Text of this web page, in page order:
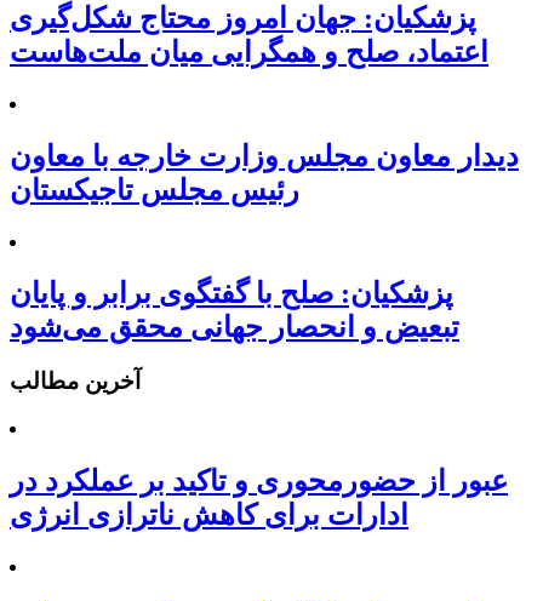
پزشکیان: جهان امروز محتاج شکل‌گیری
اعتماد، صلح و همگرایی میان ملت‌هاست
دیدار معاون مجلس وزارت خارجه با معاون
رئیس مجلس تاجیکستان
پزشکیان: صلح با گفتگوی برابر و پایان
تبعیض و انحصار جهانی محقق می‌شود
آخرین مطالب
عبور از حضورمحوری و تاکید بر عملکرد در
ادارات برای کاهش ناترازی انرژی